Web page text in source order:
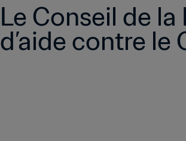
Le Conseil de la
d’aide contre le